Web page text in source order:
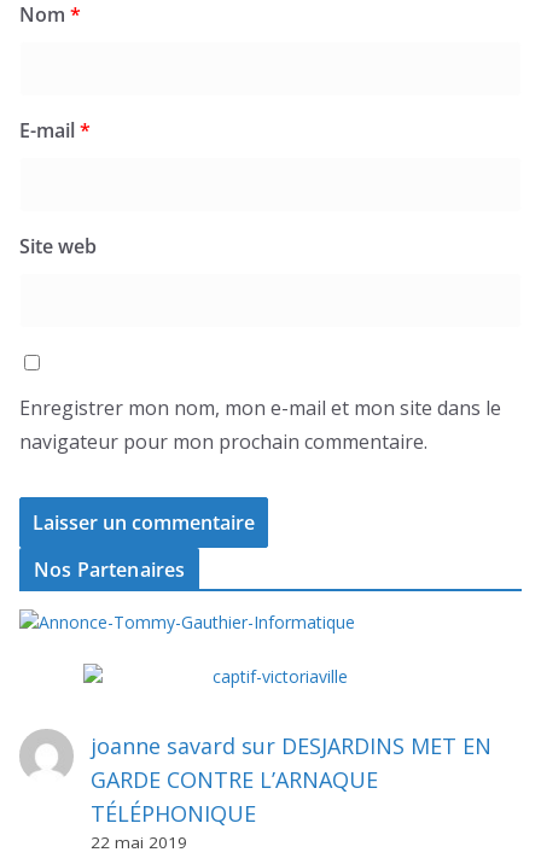
Nom *
E-mail*
Site web
Enregistrer mon nom, mon e-mail et mon site dans le
navigateur pour mon prochain commentaire.
Nos Partenaires
joanne savard sur DESJARDINS MET EN
GARDE CONTRE L’ARNAQUE
TÉLÉPHONIQUE
22 mai 2019